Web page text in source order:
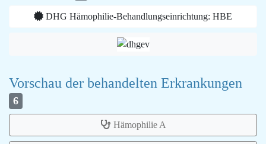
DHG Hämophilie-Behandlungseinrichtung: HBE
Vorschau der behandelten Erkrankungen
6
Hämophilie A